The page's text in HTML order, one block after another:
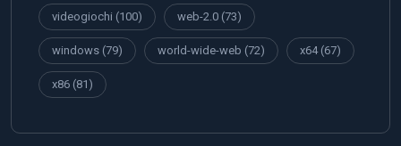
videogiochi (100) web-2.0 (73)
windows (79) world-wide-web (72) x64(67)
x86 (81)